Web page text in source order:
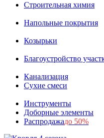
Строительная химия
Напольные покрытия
Козырьки
Благоустройство
Канализация
Сухие смеси
Инструменты
Доборные элементы
Распродажадо 50%